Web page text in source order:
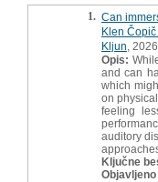
1. Can
Klen
Kljun ,
Opis:
and can
which
on
feeling
auditory
Ključne
Objavljeno